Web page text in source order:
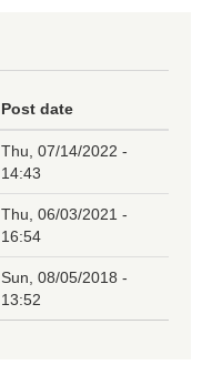
Post date
Thu, 07/14/2022 -
14:43
Thu, 06/03/2021 -
16:54
Sun, 08/05/2018 -
13:52